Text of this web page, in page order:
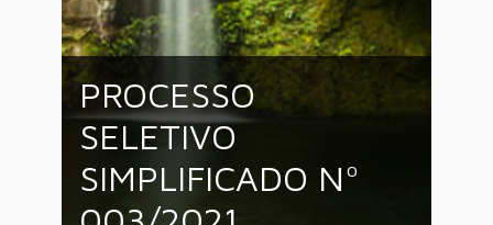
PROCESSO
SELETIVO
SIMPLIFICADO Nº